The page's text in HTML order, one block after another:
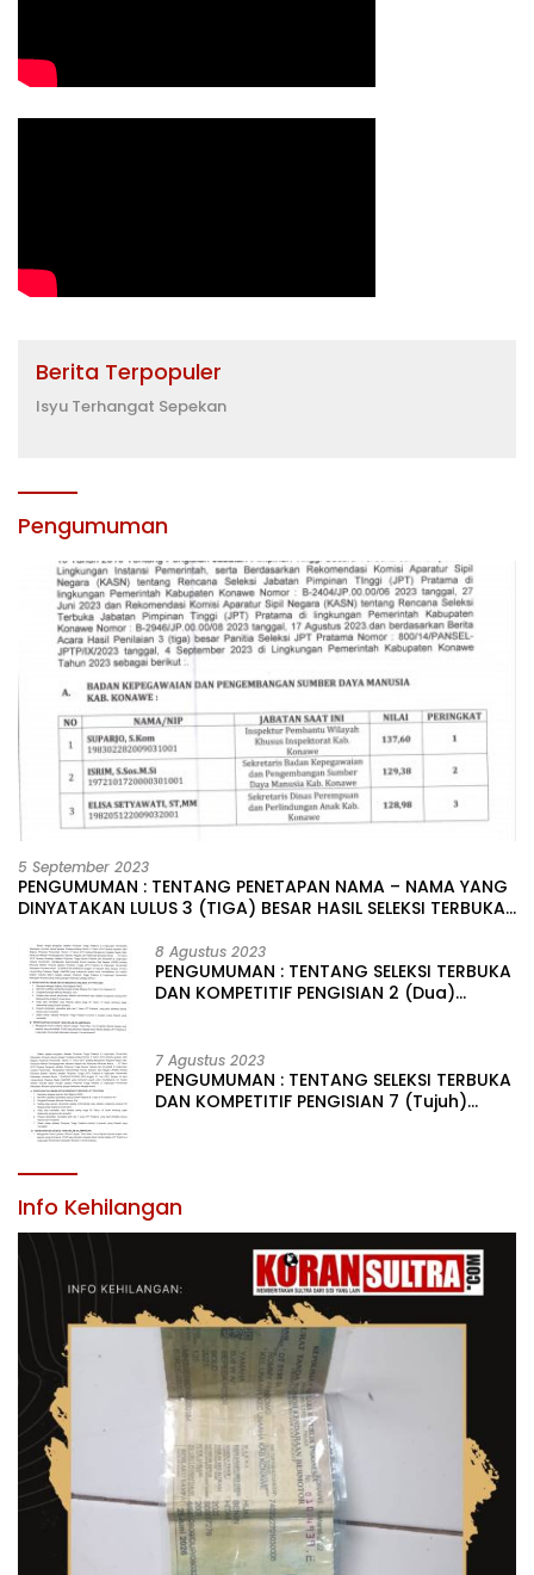
Berita Terpopuler
Isyu Terhangat Sepekan
Pengumuman
5 September 2023
PENGUMUMAN : TENTANG PENETAPAN NAMA – NAMA YANG
DINYATAKAN LULUS 3 (TIGA) BESAR HASIL SELEKSI TERBUKA
LINGKUNGAN PEMERINTAH DAERAH KABUPATEN KONAWE
8 Agustus 2023
PENGUMUMAN : TENTANG SELEKSI TERBUKA
DAN KOMPETITIF PENGISIAN 2 (Dua)
KABUPATEN KONAWE
7 Agustus 2023
PENGUMUMAN : TENTANG SELEKSI TERBUKA
DAN KOMPETITIF PENGISIAN 7 (Tujuh)
Info Kehilangan